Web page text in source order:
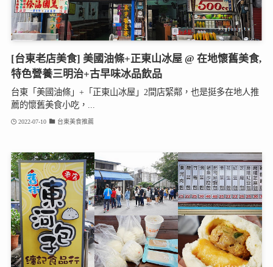
[台東老店美食] 美國油條+正東山冰屋 @ 在地懷舊美食,
特色營養三明治+古早味冰品飲品
台東「美國油條」+「正東山冰屋」2間店緊鄰，也是挺多在地人推
薦的懷舊美食小吃，...
2022-07-10 台東美食推薦